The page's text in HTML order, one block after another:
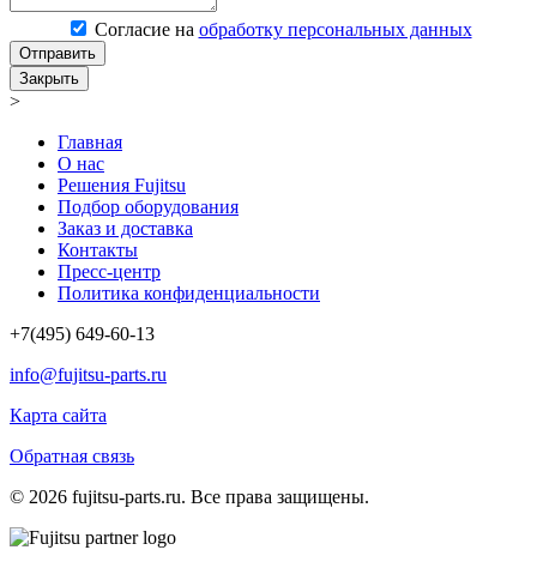
Согласие на обработку персональных данных
Отправить
Закрыть
>
Главная
О нас
Решения Fujitsu
Подбор оборудования
Заказ и доставка
Контакты
Пресс-центр
Политика конфиденциальности
+7(495) 649-60-13
info@fujitsu-parts.ru
Карта сайта
Обратная связь
© 2026 fujitsu-parts.ru. Все права защищены.